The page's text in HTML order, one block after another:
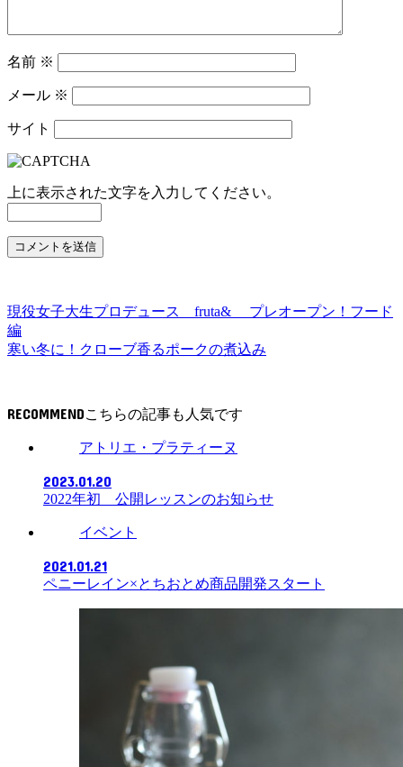
名前 ※
メール ※
サイト
上に表示された文字を入力してください。
現役女子大生プロデュース fruta& プレオープン！フード
編
寒い冬に！クローブ香るポークの煮込み
RECOMMEND
アトリエ・プラティーヌ
2023.01.20
2022年初 公開レッスンのお知らせ
イベント
2021.01.21
ペニーレイン×とちおとめ商品開発スタート